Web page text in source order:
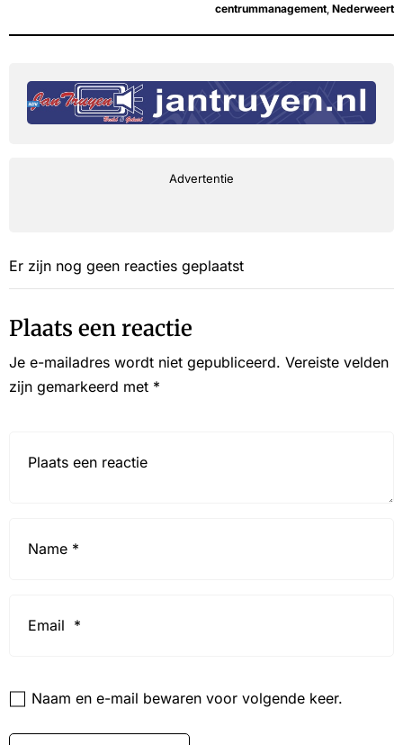
centrummanagement, Nederweert
Advertentie
Er zijn nog geen reacties geplaatst
Plaats een reactie
Je e-mailadres wordt niet gepubliceerd. Vereiste velden
zijn gemarkeerd met *
Naam en e-mail bewaren voor volgende keer.